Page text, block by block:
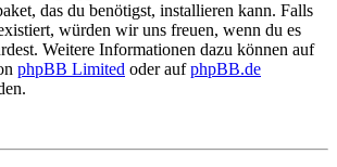
das du benötigst, installieren kann. Falls
würden wir uns freuen, wenn du es
Weitere Informationen dazu können auf
phpBB Limited oder aufphpBB.de